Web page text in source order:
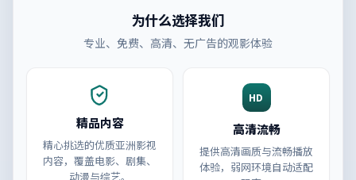
为什么选择我们
专业、免费、高清、无广告的观影体验
精品内容
精心挑选的优质亚洲影视
内容，覆盖电影、剧集、
动漫与综艺。
HD
高清流畅
提供高清画质与流畅播放
体验，弱网环境自动适配